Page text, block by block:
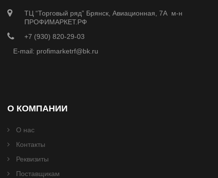
ТЦ “Торговый ряд” Брянск, Авиационная, 7А м-н
ПРОФИМАРКЕТ.РФ
+7 (930) 820-29-03
E-mail: profimarketrf@bk.ru
О КОМПАНИИ
О нас
Контакты
Реквизиты
Поставщикам